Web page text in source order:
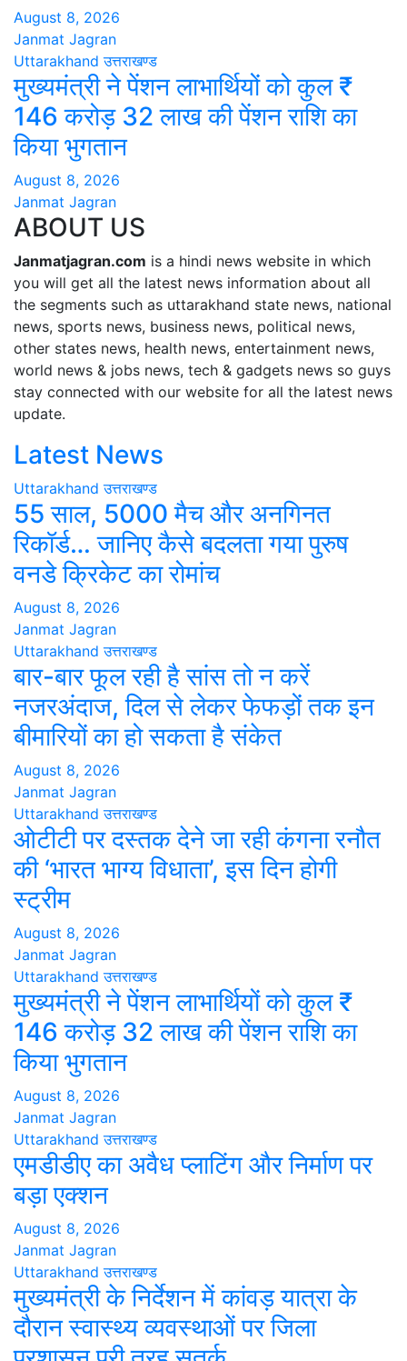
August 8, 2026
Janmat Jagran
Uttarakhand उत्तराखण्ड
मुख्यमंत्री ने पेंशन लाभार्थियों को कुल ₹
146 करोड़ 32 लाख की पेंशन राशि का
किया भुगतान
August 8, 2026
Janmat Jagran
ABOUT US
Janmatjagran.com is a hindi news website in which
you will get all the latest news information about all
the segments such as uttarakhand state news, national
news, sports news, business news, political news,
other states news, health news, entertainment news,
world news & jobs news, tech & gadgets news so guys
stay connected with our website for all the latest news
update.
Latest News
Uttarakhand उत्तराखण्ड
55 साल, 5000 मैच और अनगिनत
रिकॉर्ड… जानिए कैसे बदलता गया पुरुष
वनडे क्रिकेट का रोमांच
August 8, 2026
Janmat Jagran
Uttarakhand उत्तराखण्ड
बार-बार फूल रही है सांस तो न करें
नजरअंदाज, दिल से लेकर फेफड़ों तक इन
बीमारियों का हो सकता है संकेत
August 8, 2026
Janmat Jagran
Uttarakhand उत्तराखण्ड
ओटीटी पर दस्तक देने जा रही कंगना रनौत
की ‘भारत भाग्य विधाता’, इस दिन होगी
स्ट्रीम
August 8, 2026
Janmat Jagran
Uttarakhand उत्तराखण्ड
मुख्यमंत्री ने पेंशन लाभार्थियों को कुल ₹
146 करोड़ 32 लाख की पेंशन राशि का
किया भुगतान
August 8, 2026
Janmat Jagran
Uttarakhand उत्तराखण्ड
एमडीडीए का अवैध प्लाटिंग और निर्माण पर
बड़ा एक्शन
August 8, 2026
Janmat Jagran
Uttarakhand उत्तराखण्ड
मुख्यमंत्री के निर्देशन में कांवड़ यात्रा के
दौरान स्वास्थ्य व्यवस्थाओं पर जिला